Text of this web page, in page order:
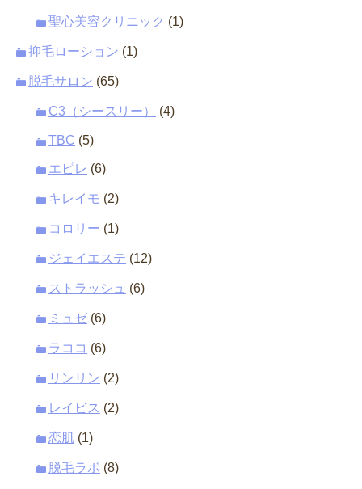
聖心美容クリニック (1)
抑毛ローション (1)
脱毛サロン (65)
C3（シースリー） (4)
TBC (5)
エピレ (6)
キレイモ (2)
コロリー (1)
ジェイエステ (12)
ストラッシュ (6)
ミュゼ (6)
ラココ (6)
リンリン (2)
レイビス (2)
恋肌 (1)
脱毛ラボ (8)